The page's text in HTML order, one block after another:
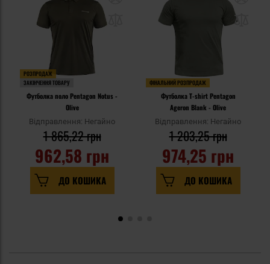
РОЗПРОДАЖ
ЗАКІНЧЕННЯ ТОВАРУ
Футболка поло Pentagon Notus -
Olive
Відправлення: Негайно
962,58 грн
1 865,22 грн
ДО КОШИКА
ФІНАЛЬНИЙ РОЗПРОДАЖ
Футболка T-shirt Pentagon
Ageron Blank - Olive
Відправлення: Негайно
974,25 грн
1 203,25 грн
ДО КОШИКА